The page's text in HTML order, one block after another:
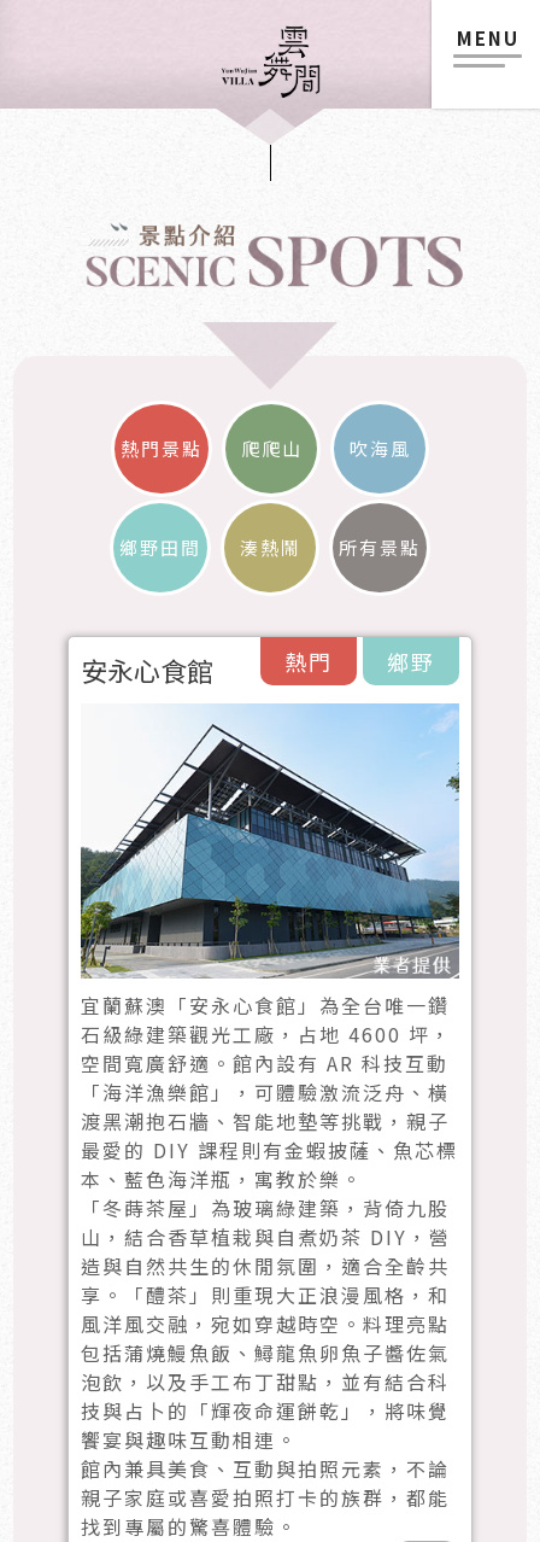
MENU
熱門景點 爬爬山 吹海風
鄉野田間 湊熱鬧 所有景點
鄉野
熱門
安永心食館
宜蘭蘇澳「安永心食館」為全台唯一鑽
石級綠建築觀光工廠，占地 4600 坪，
空間寬廣舒適。館內設有 AR 科技互動
「海洋漁樂館」，可體驗激流泛舟、橫
渡黑潮抱石牆、智能地墊等挑戰，親子
最愛的 DIY 課程則有金蝦披薩、魚芯標
本、藍色海洋瓶，寓教於樂。
「冬蒔茶屋」為玻璃綠建築，背倚九股
山，結合香草植栽與自煮奶茶 DIY，營
造與自然共生的休閒氛圍，適合全齡共
享。「醴茶」則重現大正浪漫風格，和
風洋風交融，宛如穿越時空。料理亮點
包括蒲燒鰻魚飯、鱘龍魚卵魚子醬佐氣
泡飲，以及手工布丁甜點，並有結合科
技與占卜的「輝夜命運餅乾」，將味覺
饗宴與趣味互動相連。
館內兼具美食、互動與拍照元素，不論
親子家庭或喜愛拍照打卡的族群，都能
找到專屬的驚喜體驗。